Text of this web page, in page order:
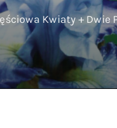
Kwiaty + Dwie